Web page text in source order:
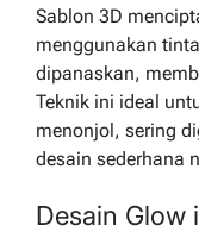
Sablon 3D
menggunakan
dipanaskan,
Teknik ini ideal
menonjol, sering
desain sederhana
Desain Glow